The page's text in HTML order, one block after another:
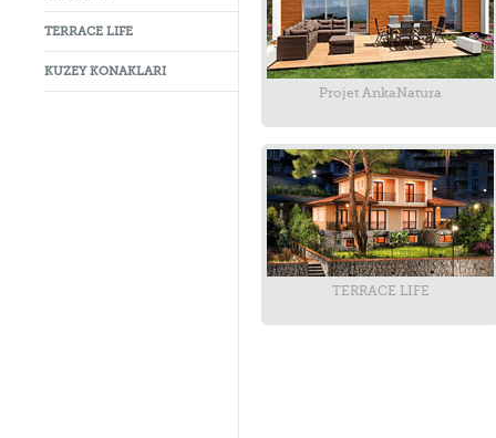
TERRACE LIFE
KUZEY KONAKLARI
Projet AnkaNatura
TERRACE LIFE